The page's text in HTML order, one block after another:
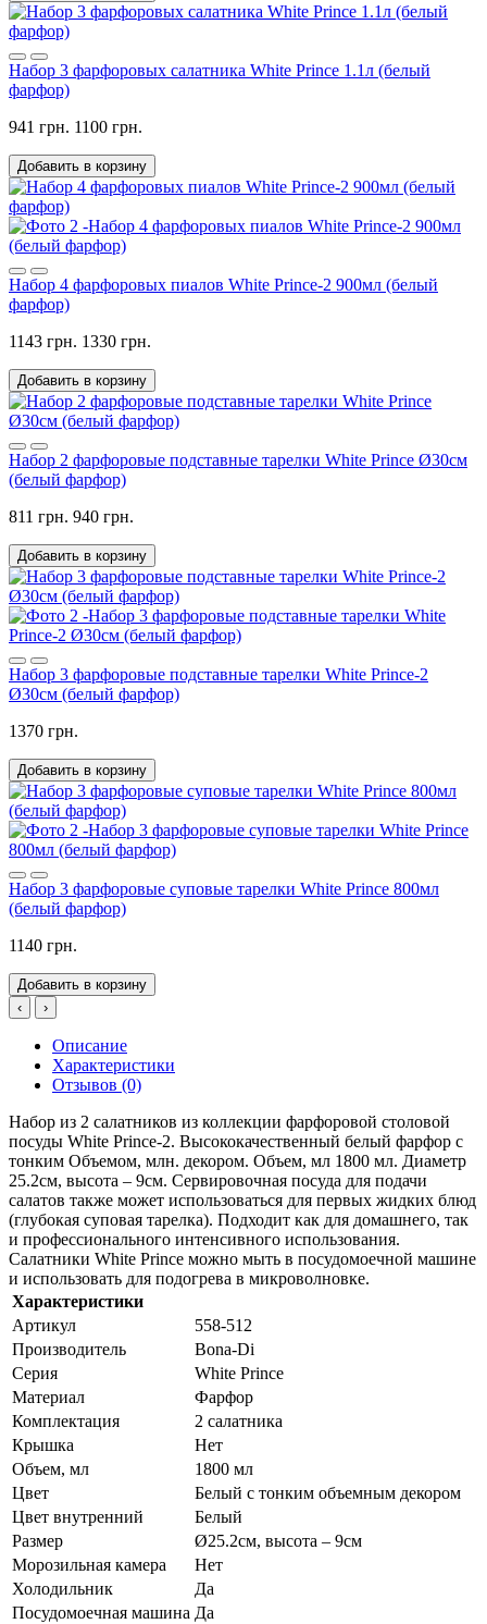
Набор 3 фарфоровых салатника White Prince 1.1л (белый
фарфор)
941 грн. 1100 грн.
Добавить в корзину
Набор 4 фарфоровых пиалов White Prince-2 900мл (белый
фарфор)
1143 грн. 1330 грн.
Добавить в корзину
Набор 2 фарфоровые подставные тарелки White Prince Ø30см
(белый фарфор)
811 грн. 940 грн.
Добавить в корзину
Набор 3 фарфоровые подставные тарелки White Prince-2
Ø30см (белый фарфор)
1370 грн.
Добавить в корзину
Набор 3 фарфоровые суповые тарелки White Prince 800мл
(белый фарфор)
1140 грн.
Добавить в корзину
‹
›
Описание
Характеристики
Отзывов (0)
Набор из 2 салатников из коллекции фарфоровой столовой
посуды White Prince-2. Высококачественный белый фарфор с
тонким Объемом, млн. декором. Объем, мл 1800 мл. Диаметр
25.2см, высота – 9см. Сервировочная посуда для подачи
салатов также может использоваться для первых жидких блюд
(глубокая суповая тарелка). Подходит как для домашнего, так
и профессионального интенсивного использования.
Салатники White Prince можно мыть в посудомоечной машине
и использовать для подогрева в микроволновке.
Характеристики
Артикул
558-512
Производитель
Bona-Di
Серия
White Prince
Материал
Фарфор
Комплектация
2 салатника
Крышка
Нет
Объем, мл
1800 мл
Цвет
Белый с тонким объемным декором
Цвет внутренний
Белый
Размер
Ø25.2см, высота – 9см
Морозильная камера
Нет
Холодильник
Да
Посудомоечная машина Да